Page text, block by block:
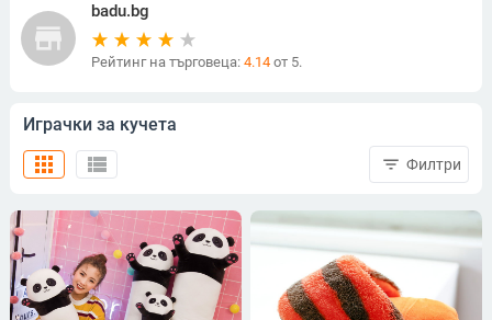
store
badu.bg
Рейтинг на търговеца: 4.14от 5.
Играчки за кучета
view_list
apps filter_list Филтри